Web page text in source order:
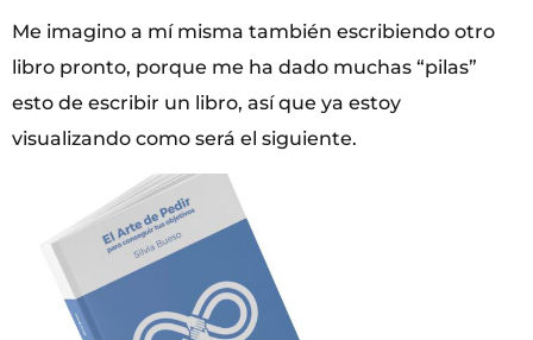
Me imagino a mí misma también escribiendo otro
libro pronto, porque me ha dado muchas “pilas”
esto de escribir un libro, así que ya estoy
visualizando como será el siguiente.